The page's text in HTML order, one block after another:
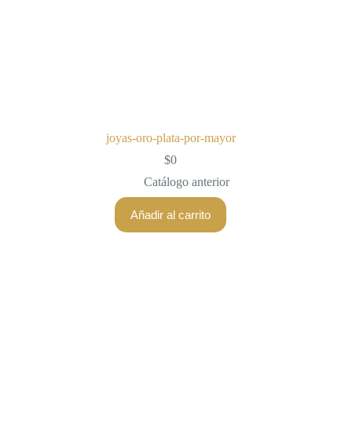
joyas-oro-plata-por-mayor
$0
Catálogo anterior
Añadir al carrito